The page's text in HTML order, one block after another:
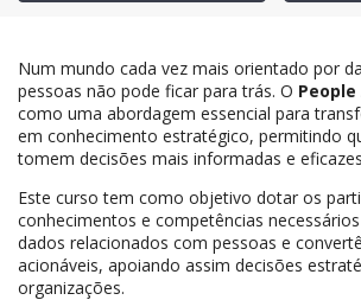
Num mundo cada vez mais orientado por
pessoas não pode ficar para trás. O
como uma abordagem essencial para
em conhecimento estratégico, permitindo
tomem decisões mais informadas e
Este curso tem como objetivo dotar os
conhecimentos e competências
dados relacionados com pessoas e
acionáveis, apoiando assim decisões
organizações.